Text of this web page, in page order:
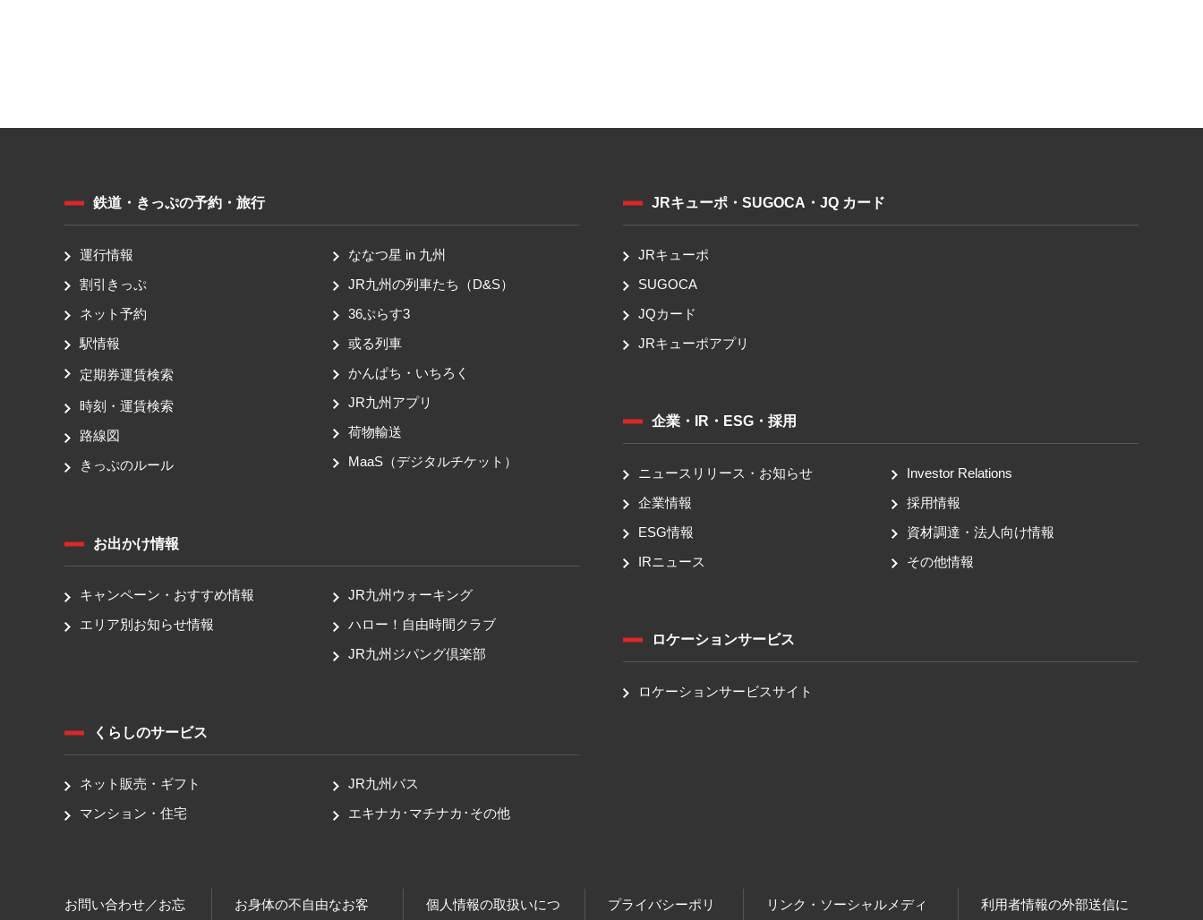
鉄道・きっぷの予約・旅行
運行情報
割引きっぷ
ネット予約
駅情報
定期券運賃検索
時刻・運賃検索
路線図
きっぷのルール
ななつ星 in 九州
JR九州の列車たち（D&S）
36ぷらす3
或る列車
かんぱち・いちろく
JR九州アプリ
荷物輸送
MaaS（デジタルチケット）
お出かけ情報
キャンペーン・おすすめ情報
エリア別お知らせ情報
JR九州ウォーキング
ハロー！自由時間クラブ
JR九州ジパング倶楽部
くらしのサービス
ネット販売・ギフト
マンション・住宅
JR九州バス
エキナカ･マチナカ･その他
JRキューポ・SUGOCA・JQ カード
JRキューポ
SUGOCA
JQカード
JRキューポアプリ
企業・IR・ESG・採用
ニュースリリース・お知らせ
企業情報
ESG情報
IRニュース
Investor Relations
採用情報
資材調達・法人向け情報
その他情報
ロケーションサービス
ロケーションサービスサイト
お問い合わせ／お忘
お身体の不自由なお客
個人情報の取扱いにつ
プライバシーポリ
リンク・ソーシャルメディ
利用者情報の外部送信に